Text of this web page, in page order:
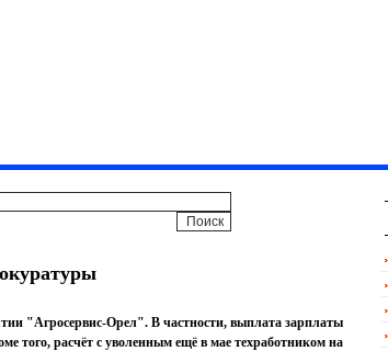
"Агросервис-Орел". В частности, выплата зарплаты
того, расчёт с уволенным ещё в мае техработником на